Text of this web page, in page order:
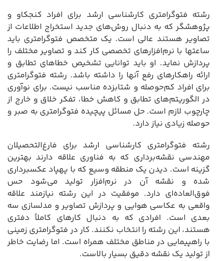
رشته فتوگرامتری کارشناسی ارشد برای افراد کنجکاو و
پژوهشگر که به دنبال روش‌های جدید استخراج اطلاعات از
تصاویر هستند عالی است. یک متخصص فتوگرامتری باید
ساعتها با نرم‌افزارهای تخصصی کار کند و تصاویر مختلف را
پردازش نماید. او باید توانایی تشخیص خطاهای تطابق و
ارائه راهکارهای رفع آنها را داشته باشد. رشته فتوگرامتری
برای افراد کم‌حوصله و شتابزده مناسب نیست. برای نوآوری
در الگوریتم‌های تطابق و کاهش خطا، تفکر خلاق و خارج از
چارچوب لازم است. حل مسائل پیچیده فتوگرامتری به صبر و
حوصله زیادی نیاز دارد.
رشته فتوگرامتری کارشناسی ارشد برای فارغ‌التحصیلان
مهندسی نقشه‌برداری که به فناوری علاقه دارند بهترین
گزینه است. دیدن یک منطقه وسیع که با پهپاد عکسبرداری
شده و نقشه آن در نرم‌افزار تولید می‌شود حس
فوق‌العاده‌ای دارد. موفقیت در این رشته نیازمند علاقه
واقعی به عکاسی هوایی و پردازش تصاویر و مدلسازی سه
بعدی است. افرادی که به دنبال کارهای کاملاً دفتری
هستند، این رشته را انتخاب نکنند. کار در فتوگرامتری زمینی
با راهپیمایی در مناطق مختلف همراه است. اما رضایت خاطر
از تولید یک نقشه دقیق بسیار بالاست.